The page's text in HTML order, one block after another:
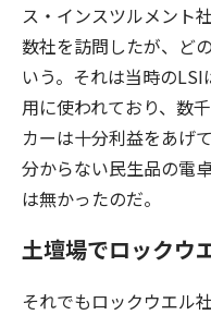
ス・インスツルメント
数社を訪問したが、ど
いう。それは当時の
用に使われており、数
カーは十分利益をあげ
分からない民生品の電
は無かったのだ。
土壇場でロックウ
それでもロックウエル